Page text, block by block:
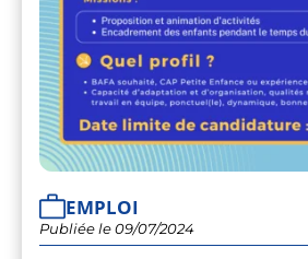
EMPLOI
Publiée le 09/07/2024